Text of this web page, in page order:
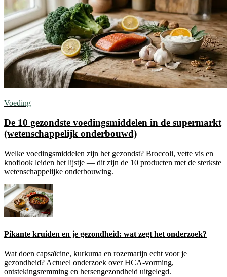
Voeding
De 10 gezondste voedingsmiddelen in de supermarkt
(wetenschappelijk onderbouwd)
Welke voedingsmiddelen zijn het gezondst? Broccoli, vette vis en
knoflook leiden het lijstje — dit zijn de 10 producten met de sterkste
wetenschappelijke onderbouwing.
Pikante kruiden en je gezondheid: wat zegt het onderzoek?
Wat doen capsaïcine, kurkuma en rozemarijn echt voor je
gezondheid? Actueel onderzoek over HCA-vorming,
ontstekingsremming en hersengezondheid uitgelegd.